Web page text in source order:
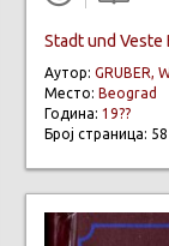
Stadt und Veste
Аутор: GRUBER,
Место: Beograd
Година: 19??
Број страница: 58